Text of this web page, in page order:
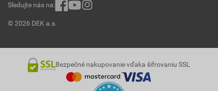
© 2026 DEK a.s.
Sledujte nás na:
Bezpečné nakupovanie vďaka šifrovaniu SSL